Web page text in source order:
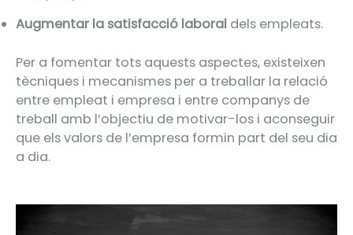
Augmentar la satisfacció laboral dels empleats.
Per a fomentar tots aquests aspectes, existeixen
tècniques i mecanismes per a treballar la relació
entre empleat i empresa i entre companys de
treball amb l’objectiu de motivar-los i aconseguir
que els valors de l’empresa formin part del seu dia
a dia.